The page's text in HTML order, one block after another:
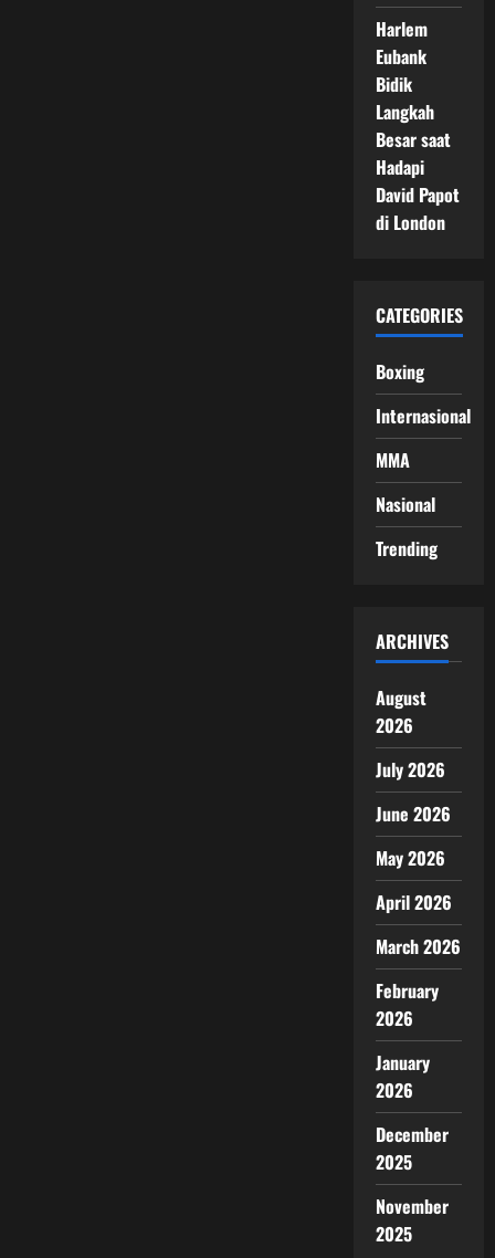
Harlem
Eubank
Bidik
Langkah
Besar saat
Hadapi
David Papot
di London
CATEGORIES
Boxing
Internasional
MMA
Nasional
Trending
ARCHIVES
August
2026
July 2026
June 2026
May 2026
April 2026
March 2026
February
2026
January
2026
December
2025
November
2025